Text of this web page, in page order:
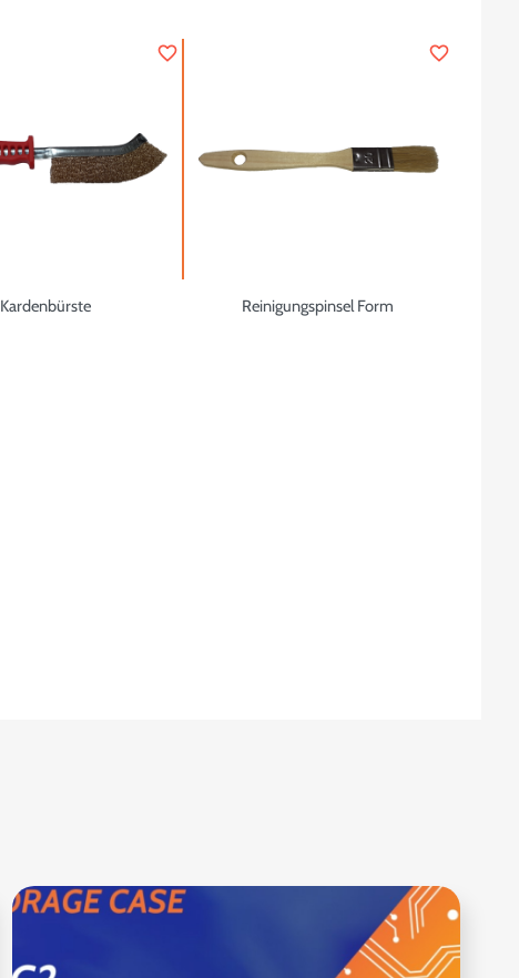
Kardenbürste
favorite_border
Reinigungspinsel Form
favorite_border